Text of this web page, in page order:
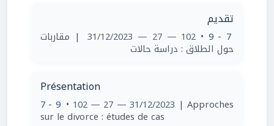
تقديم
7 - 9
• 102 — 27 — 31/12/2023 | مقاربات
حول الطلاق : دراسة حالات
Présentation
7 - 9 • 102 — 27 — 31/12/2023 | Approches
sur le divorce : études de cas